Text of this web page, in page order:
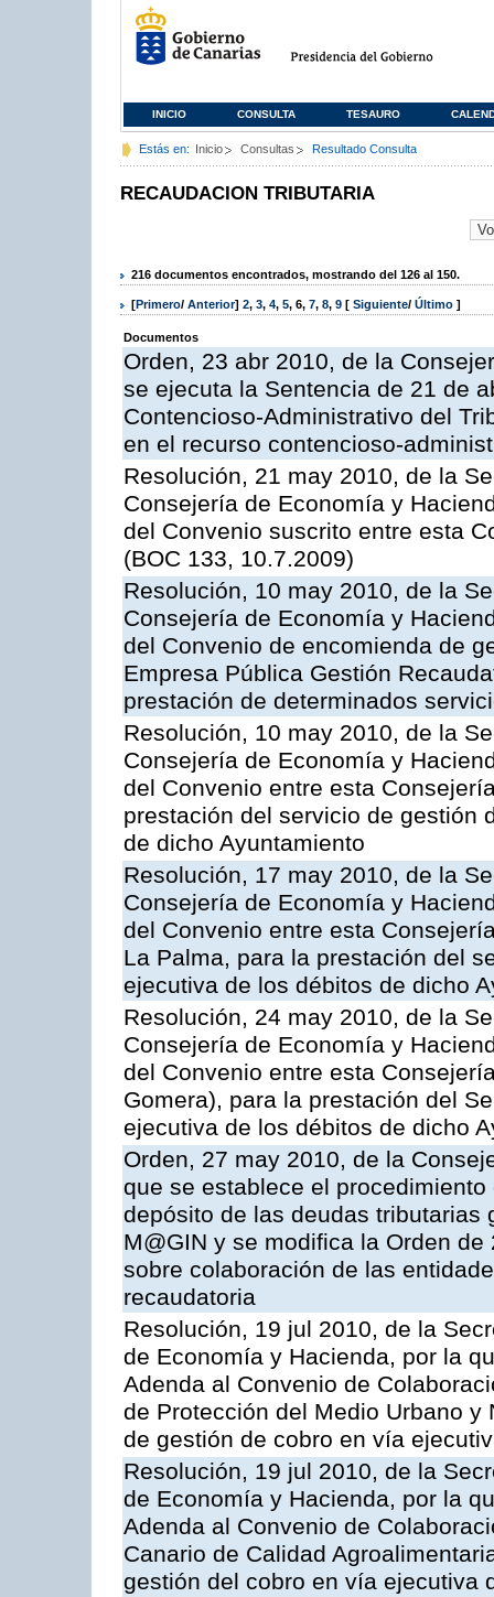
INICIO CONSULTA TESAURO
Estás en: Inicio Consultas Resultado Consulta
RECAUDACION TRIBUTARIA
216 documentos encontrados, mostrando del 126 al 150.
[Primero/ Anterior] 2, 3, 4, 5, 6, 7, 8, 9 [ Siguiente/ Último ]
Documentos
Orden, 23 abr 2010, de la
se ejecuta la Sentencia de 21 de
Contencioso-Administrativo del
en el recurso contencioso-
Resolución, 21 may 2010, de la
Consejería de Economía y
del Convenio suscrito entre esta
(BOC 133, 10.7.2009)
Resolución, 10 may 2010, de la
Consejería de Economía y
del Convenio de encomienda de
Empresa Pública Gestión
prestación de determinados
Resolución, 10 may 2010, de la
Consejería de Economía y
del Convenio entre esta
prestación del servicio de gestión
de dicho Ayuntamiento
Resolución, 17 may 2010, de la
Consejería de Economía y
del Convenio entre esta
La Palma, para la prestación del
ejecutiva de los débitos de dicho
Resolución, 24 may 2010, de la
Consejería de Economía y
del Convenio entre esta
Gomera), para la prestación del
ejecutiva de los débitos de dicho
Orden, 27 may 2010, de la
que se establece el
depósito de las deudas
M@GIN y se modifica la Orden
sobre colaboración de las
recaudatoria
Resolución, 19 jul 2010, de la
de Economía y Hacienda, por la
Adenda al Convenio de
de Protección del Medio Urbano
de gestión de cobro en vía
Resolución, 19 jul 2010, de la
de Economía y Hacienda, por la
Adenda al Convenio de
Canario de Calidad
gestión del cobro en vía ejecutiva